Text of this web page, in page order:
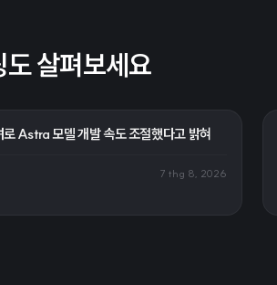
살펴보세요
Astra 모델 개발 속도 조절했다고 밝혀
7 thg 8, 2026